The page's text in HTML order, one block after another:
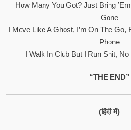
How Many You Got? Just Bring
Gone
I Move Like A Ghost, I’m On The Go,
Phone
I Walk In Club But I Run Shit, No
“THE END”
(हिंदी में)